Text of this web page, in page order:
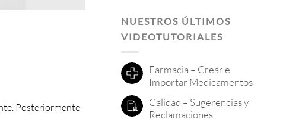
Posteriormente
NUESTROS ÚLTIMOS
VIDEOTUTORIALES
Farmacia – Crear e
Importar Medicamentos
Calidad – Sugerencias y
Reclamaciones